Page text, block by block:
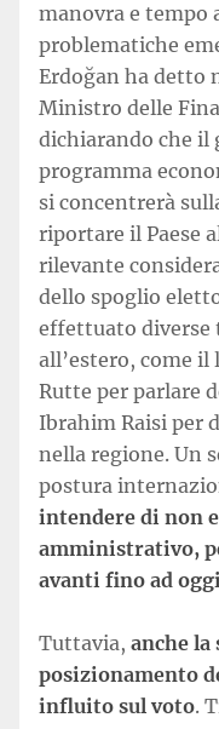
manovra e tempo
problematiche
Erdoğan ha detto
Ministro delle
dichiarando che il
programma
si concentrerà
riportare il Paese
rilevante
dello spoglio
effettuato diverse
all’estero, come il
Rutte per parlare
Ibrahim Raisi per
nella regione. Un
postura
intendere di non
amministrativo,
avanti fino ad oggi
Tuttavia, anche la
posizionamento
influito sul voto.